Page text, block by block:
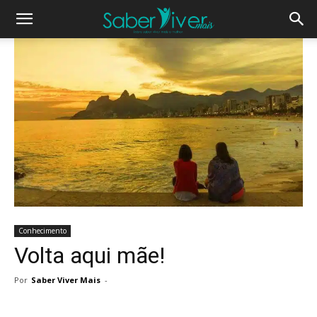
Conhecimento
Volta aqui mãe!
Por Saber Viver Mais -